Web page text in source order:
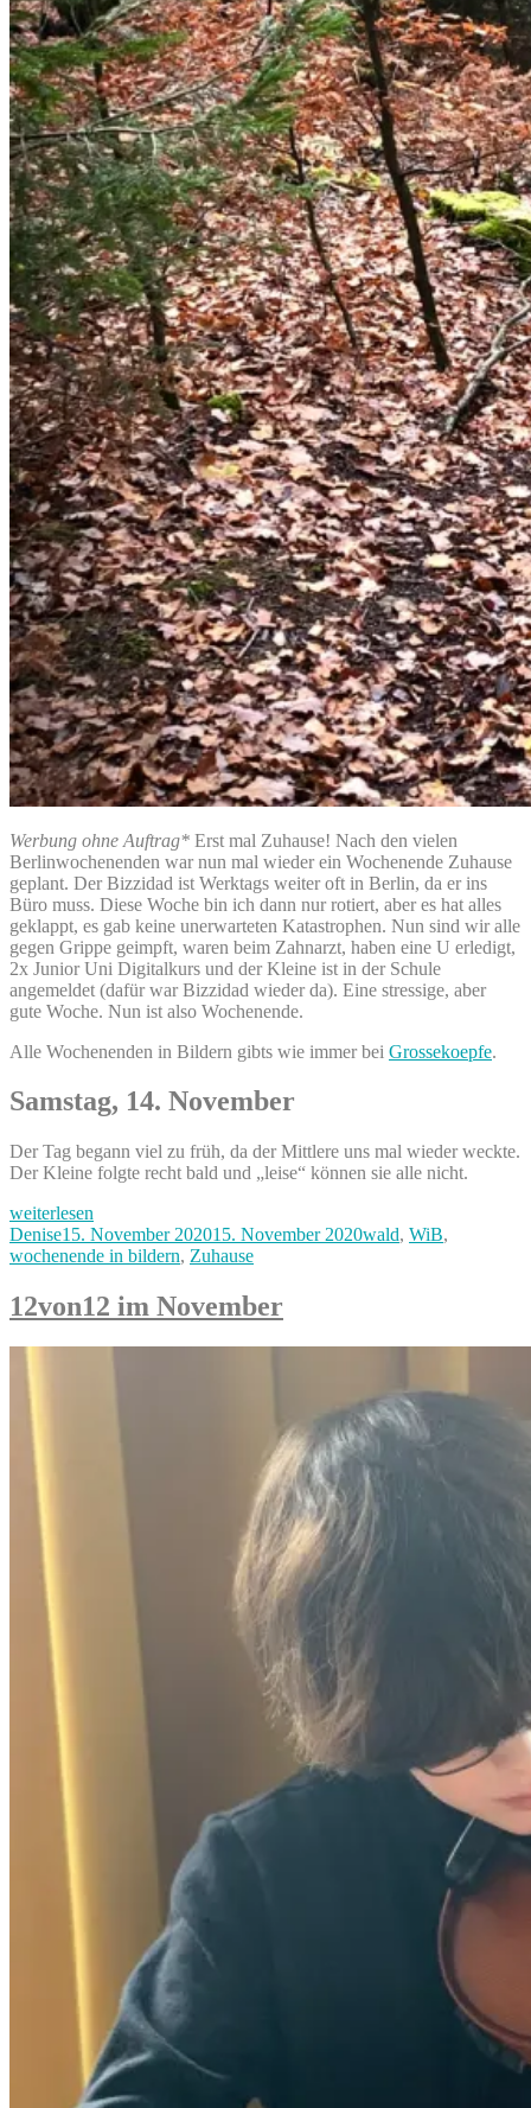
Werbung ohne Auftrag* Erst mal Zuhause! Nach den vielen
Berlinwochenenden war nun mal wieder ein Wochenende Zuhause
geplant. Der Bizzidad ist Werktags weiter oft in Berlin, da er ins
Büro muss. Diese Woche bin ich dann nur rotiert, aber es hat alles
geklappt, es gab keine unerwarteten Katastrophen. Nun sind wir alle
gegen Grippe geimpft, waren beim Zahnarzt, haben eine U erledigt,
2x Junior Uni Digitalkurs und der Kleine ist in der Schule
angemeldet (dafür war Bizzidad wieder da). Eine stressige, aber
gute Woche. Nun ist also Wochenende.
Alle Wochenenden in Bildern gibts wie immer bei Grossekoepfe.
Samstag, 14. November
Der Tag begann viel zu früh, da der Mittlere uns mal wieder weckte.
Der Kleine folgte recht bald und „leise“ können sie alle nicht.
„Frühling
im
November?
Wald
und
Wochenende
weiterlesen
Autor
DeniseVeröffentlicht
am
15. November 202015. November 2020Kategorien
wald, WiB,
wochenende in bildern, Zuhause
12von12 im November